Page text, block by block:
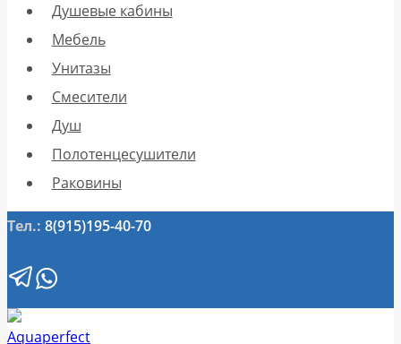
Душевые кабины
Мебель
Унитазы
Смесители
Душ
Полотенцесушители
Раковины
Тел.: 8(915)195-40-70